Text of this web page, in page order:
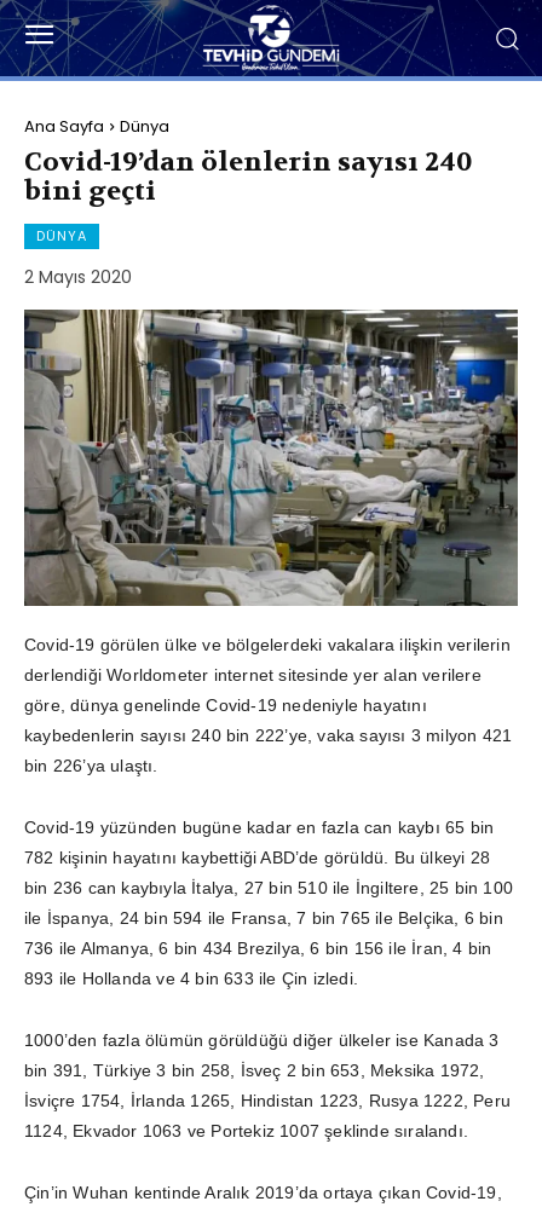
Ana Sayfa Dünya
Covid-19’dan ölenlerin sayısı 240
bini geçti
DÜNYA
2 Mayıs 2020
Covid-19 görülen ülke ve bölgelerdeki vakalara ilişkin verilerin
derlendiği Worldometer internet sitesinde yer alan verilere
göre, dünya genelinde Covid-19 nedeniyle hayatını
kaybedenlerin sayısı 240 bin 222’ye, vaka sayısı 3 milyon 421
bin 226’ya ulaştı.
Covid-19 yüzünden bugüne kadar en fazla can kaybı 65 bin
782 kişinin hayatını kaybettiği ABD’de görüldü. Bu ülkeyi 28
bin 236 can kaybıyla İtalya, 27 bin 510 ile İngiltere, 25 bin 100
ile İspanya, 24 bin 594 ile Fransa, 7 bin 765 ile Belçika, 6 bin
736 ile Almanya, 6 bin 434 Brezilya, 6 bin 156 ile İran, 4 bin
893 ile Hollanda ve 4 bin 633 ile Çin izledi.
1000’den fazla ölümün görüldüğü diğer ülkeler ise Kanada 3
bin 391, Türkiye 3 bin 258, İsveç 2 bin 653, Meksika 1972,
İsviçre 1754, İrlanda 1265, Hindistan 1223, Rusya 1222, Peru
1124, Ekvador 1063 ve Portekiz 1007 şeklinde sıralandı.
Çin’in Wuhan kentinde Aralık 2019’da ortaya çıkan Covid-19,